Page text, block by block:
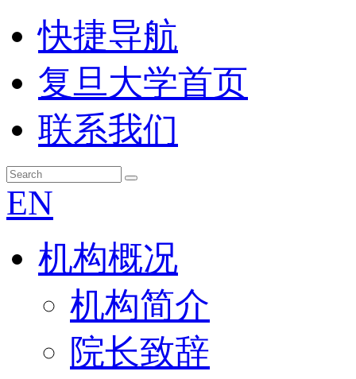
快捷导航
复旦大学首页
联系我们
EN
机构概况
机构简介
院长致辞